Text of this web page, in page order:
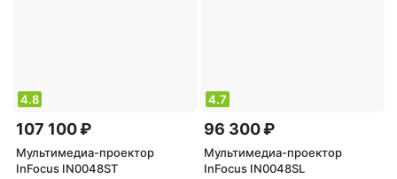
4.8
107 100 ₽
Мультимедиа-проектор
InFocus IN0048ST
4.7
96 300 ₽
Мультимедиа-проектор
InFocus IN0048SL